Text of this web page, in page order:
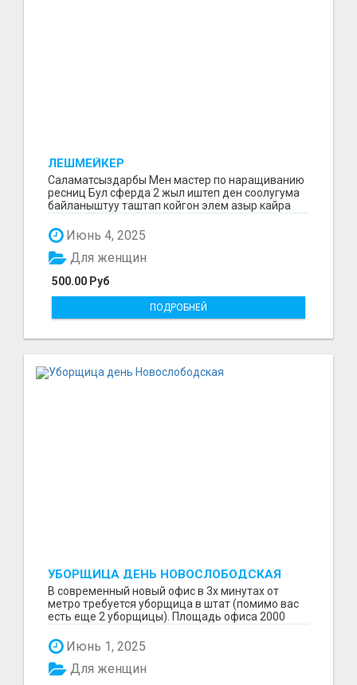
ЛЕШМЕЙКЕР
Саламатсыздарбы Мен мастер по наращиванию
ресниц Бул сферда 2 жыл иштеп ден соолугума
байланыштуу таштап койгон элем азыр кайра
Июнь 4, 2025
500.00 Руб
Для женщин
ПОДРОБНЕЙ
УБОРЩИЦА ДЕНЬ НОВОСЛОБОДСКАЯ
В современный новый офис в 3х минутах от
метро требуется уборщица в штат (помимо вас
есть еще 2 уборщицы). Площадь офиса 2000
Июнь 1, 2025
Для женщин